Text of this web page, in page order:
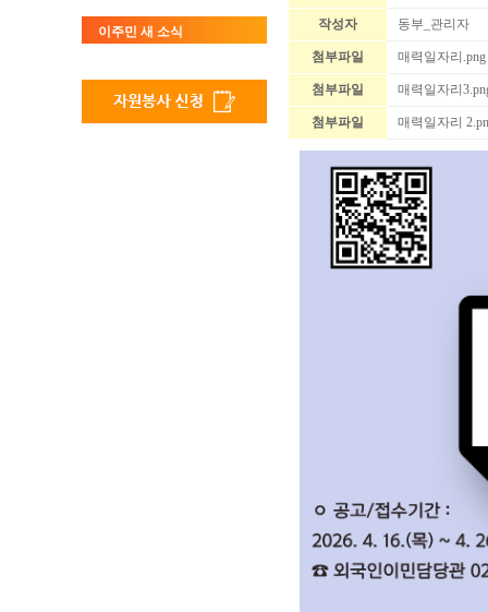
이주민 새 소식 작성자 동부_관리자
첨부파일 매력일자리.png
첨부파일 매력일자리
첨부파일 매력일자리